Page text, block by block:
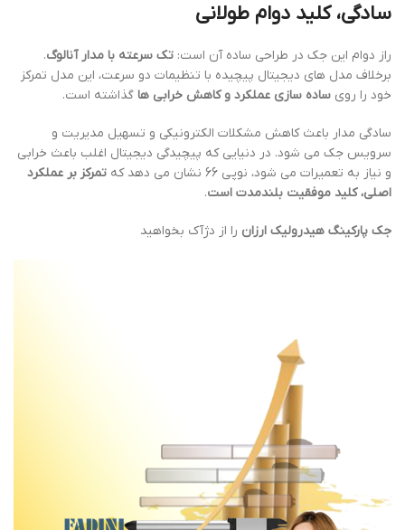
سادگی، کلید دوام طولانی
راز دوام این جک در طراحی ساده آن است: تک سرعته با مدار آنالوگ.
برخلاف مدل های دیجیتال پیچیده با تنظیمات دو سرعت، این مدل تمرکز
خود را روی ساده سازی عملکرد و کاهش خرابی ها گذاشته است.
سادگی مدار باعث کاهش مشکلات الکترونیکی و تسهیل مدیریت و
سرویس جک می شود. در دنیایی که پیچیدگی دیجیتال اغلب باعث خرابی
و نیاز به تعمیرات می شود، نوپی 66 نشان می دهد که
تمرکز بر عملکرد
اصلی، کلید موفقیت بلندمدت است.
جک پارکینگ هیدرولیک ارزان را از دژآک بخواهید